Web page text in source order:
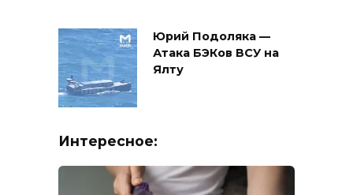
Юрий Подоляка —
Атака БЭКов ВСУ на
Ялту
Интересное: